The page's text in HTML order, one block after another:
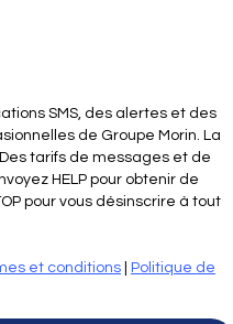
SMS, des alertes et des
de Groupe Morin. La
tarifs de messages et de
HELP pour obtenir de
pour vous désinscrire à tout
et conditions
Politique de